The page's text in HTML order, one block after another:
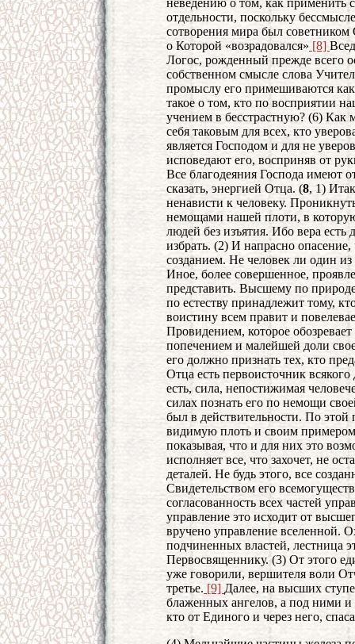
отдельности, поскольку
сотворения мира был
о Которой «возрадовался» [8]
Логос, рожденный прежде всего
собственном смысле слова
промыслу его примешиваются
такое о том, кто по восприятии
учением в бесстрастную? (6) Как
себя таковым для всех, кто
является Господом и для не
исповедают его, восприняв от
Все благодеяния Господа имеют
сказать, энергией Отца. (8, 1)
ненависти к человеку.
немощами нашей плоти, в
людей без изъятия. Ибо вера есть
избрать. (2) И напрасно
созданием. Не человек ли один
Иное, более совершенное,
представить. Высшему по
по естеству принадлежит тому,
воистину всем правит и
Провидением, которое
попечением и малейшей доли
его должно признать тех, кто
Отца есть первоисточник
есть, сила, непостижимая
силах познать его по немощи
был в действительности. По
видимую плоть и своим
показывая, что и для них это
исполняет все, что захочет, не
деталей. Не будь этого, все
Свидетельством его
согласованность всех частей
управление это исходит от
вручено управление вселенной.
подчиненных властей, лестница
Первосвященнику. (3) От этого
уже говорили, вершителя воли
третье. [9] Далее, на высших
блаженных ангелов, а под ними и
кто от Единого и через него,